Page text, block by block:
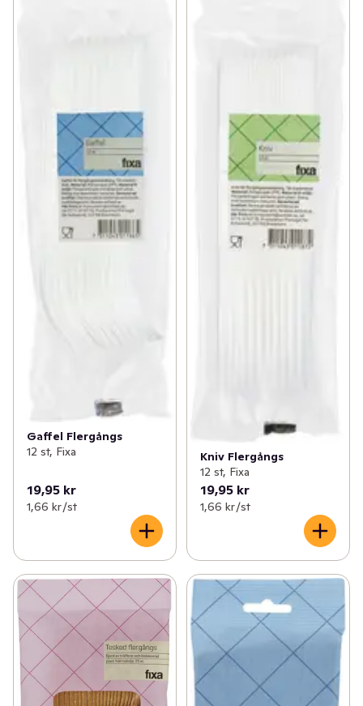
Gaffel Flergångs
12 st, Fixa
19,95 kr
1,66 kr /st
Kniv Flergångs
12 st, Fixa
19,95 kr
1,66 kr /st